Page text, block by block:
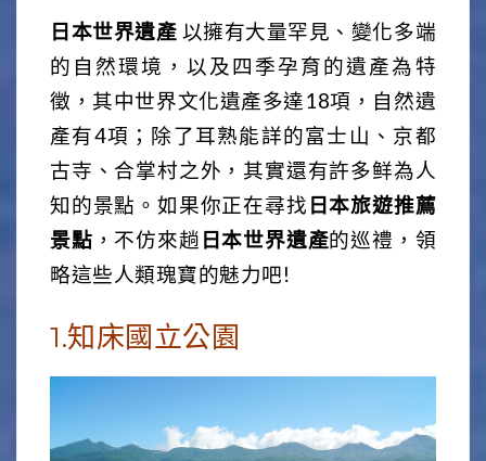
日本世界遺產 以擁有大量罕見、變化多端
的自然環境，以及四季孕育的遺產為特
徵，其中世界文化遺產多達18項，自然遺
產有4項；除了耳熟能詳的富士山、京都
古寺、合掌村之外，其實還有許多鲜為人
知的景點。如果你正在尋找 日本旅遊推薦
景點 ，不仿來趟 日本世界遺產的巡禮，領
略這些人類瑰寶的魅力吧!
1.知床國立公園